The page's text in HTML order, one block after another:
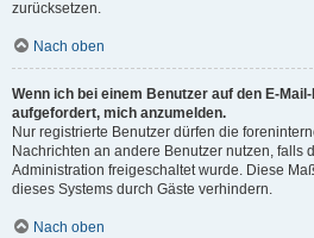
zurücksetzen.
Nach oben
Wenn ich bei einem Benutzer auf den E-
aufgefordert, mich anzumelden.
Nur registrierte Benutzer dürfen die
Nachrichten an andere Benutzer nutzen, falls
Administration freigeschaltet wurde. Diese
dieses Systems durch Gäste verhindern.
Nach oben